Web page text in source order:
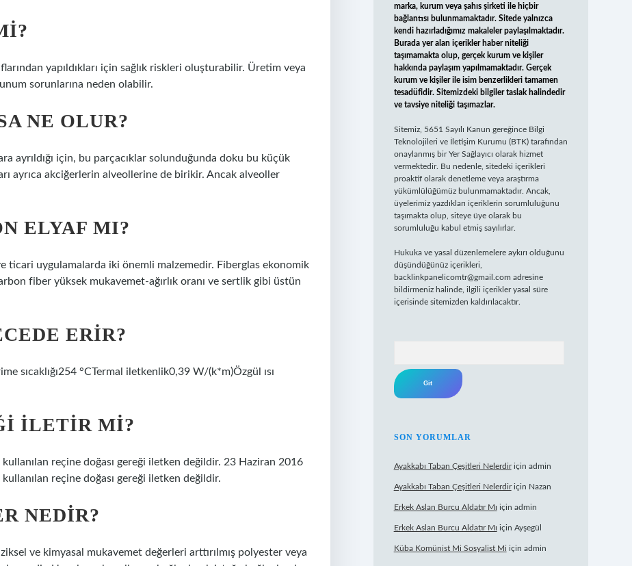
yapıldıkları için sağlık riskleri oluşturabilir. Üretim veya
sorunlarına neden olabilir.
NE OLUR?
ayrıldığı için, bu parçacıklar solunduğunda doku bu küçük
ayrıca akciğerlerin alveollerine de birikir. Ancak alveoller
ELYAF MI?
ticari uygulamalarda iki önemli malzemedir. Fiberglas ekonomik
fiber yüksek mukavemet-ağırlık oranı ve sertlik gibi üstün
ERIR?
sıcaklığı254 °CTermal iletkenlik0,39 W/(k*m)Özgül ısı
ILETIR MI?
reçine doğası gereği iletken değildir. 23 Haziran 2016
reçine doğası gereği iletken değildir.
NEDIR?
ve kimyasal mukavemet değerleri arttırılmış polyester veya
marka, kurum veya şahıs şirketi ile hiçbir
bağlantısı bulunmamaktadır. Sitede yalnızca
kendi hazırladığımız makaleler paylaşılmaktadır.
Burada yer alan içerikler haber niteliği
taşımamakta olup, gerçek kurum ve kişiler
hakkında paylaşım yapılmamaktadır. Gerçek
kurum ve kişiler ile isim benzerlikleri tamamen
tesadüfidir. Sitemizdeki bilgiler taslak halindedir
ve tavsiye niteliği taşımazlar.
Sitemiz, 5651 Sayılı Kanun gereğince Bilgi
Teknolojileri ve İletişim Kurumu (BTK) tarafından
onaylanmış bir Yer Sağlayıcı olarak hizmet
vermektedir. Bu nedenle, sitedeki içerikleri
proaktif olarak denetleme veya araştırma
yükümlülüğümüz bulunmamaktadır. Ancak,
üyelerimiz yazdıkları içeriklerin sorumluluğunu
taşımakta olup, siteye üye olarak bu
sorumluluğu kabul etmiş sayılırlar.
Hukuka ve yasal düzenlemelere aykırı olduğunu
düşündüğünüz içerikleri,
backlinkpanelicomtr@gmail.com adresine
bildirmeniz halinde, ilgili içerikler yasal süre
içerisinde sitemizden kaldırılacaktır.
SON YORUMLAR
Ayakkabı Taban Çeşitleri Nelerdiriçin admin
Ayakkabı Taban Çeşitleri Nelerdiriçin Nazan
Erkek Aslan Burcu Aldatır Mı için admin
Erkek Aslan Burcu Aldatır Mı için Ayşegül
Küba Komünist Mi Sosyalist Mi için admin